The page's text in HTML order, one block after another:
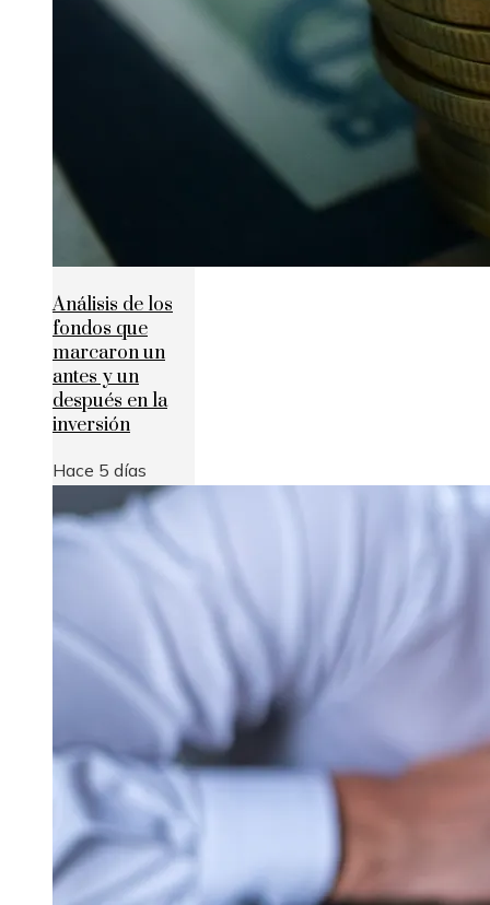
Análisis de los
fondos que
marcaron un
antes y un
después en la
inversión
Hace 5 días